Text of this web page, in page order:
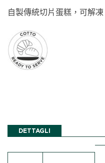
自製傳統切片蛋糕，可解
DETTAGLI